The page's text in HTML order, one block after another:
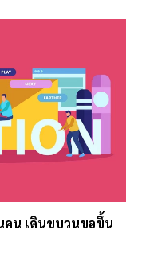
คน เดินขบวนขอขึ้น